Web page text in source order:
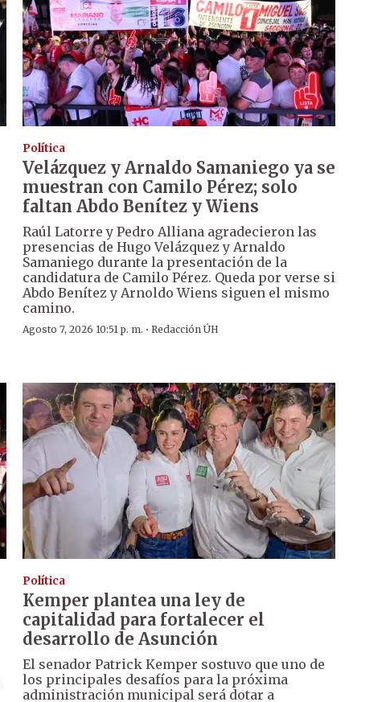
Política
Velázquez y Arnaldo Samaniego ya se
muestran con Camilo Pérez; solo
faltan Abdo Benítez y Wiens
Raúl Latorre y Pedro Alliana agradecieron las
presencias de Hugo Velázquez y Arnaldo
Samaniego durante la presentación de la
candidatura de Camilo Pérez. Queda por verse si
Abdo Benítez y Arnoldo Wiens siguen el mismo
camino.
Agosto 7, 2026 10:51 p. m. · Redacción ÚH
Política
Kemper plantea una ley de
capitalidad para fortalecer el
desarrollo de Asunción
El senador Patrick Kemper sostuvo que uno de
los principales desafíos para la próxima
administración municipal será dotar a